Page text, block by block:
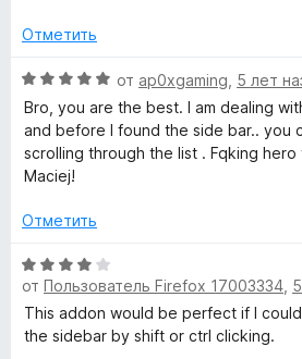
5
о
а
1
5
Отметить
О
ц
е
н
е
о
а
5
и
з
от ap0xgaming 5 лет
Bro, you are the best. I am dealing
and before I found the side bar.. you
scrolling through the list . Fqking
Maciej!
Отметить
О
ц
е
н
от Пользователь Firefox 17003334
This addon would be perfect if I
the sidebar by shift or ctrl clicking.